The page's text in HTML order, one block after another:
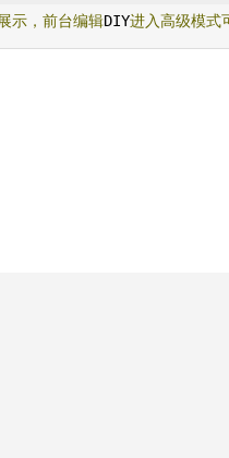
示，前台编辑DIY进入高级模式